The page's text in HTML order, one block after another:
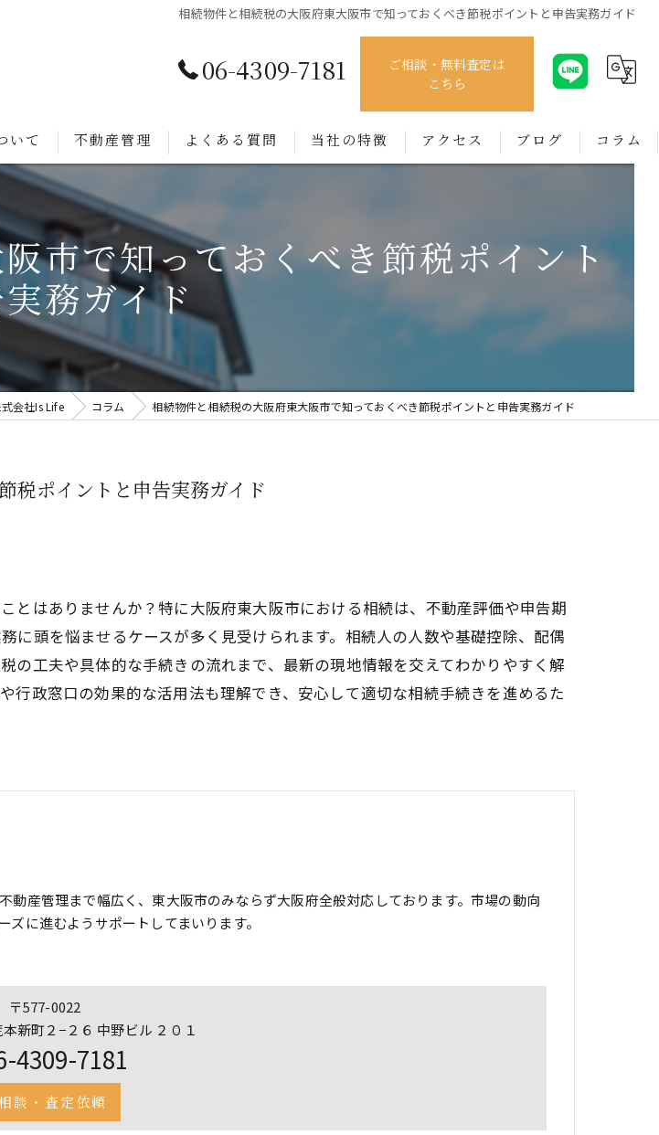
相続物件と相続税の大阪府東大阪市で知っておくべき節税ポイントと申告実務ガイド
06-4309-7181
ご相談・無料査定は
こちら
いて 不動産管理 よくある質問 当社の特徴
賃貸
アクセス ブログ コラム
市で知っておくべき節税ポイント
務ガイド
会社Is Life コラム 相続物件と相続税の大阪府東大阪市で知っておくべき節税ポイントと申告実務ガイド
税ポイントと申告実務ガイド
とはありませんか？特に大阪府東大阪市における相続は、不動産評価や申告期
に頭を悩ませるケースが多く見受けられます。相続人の人数や基礎控除、配偶
の工夫や具体的な手続きの流れまで、最新の現地情報を交えてわかりやすく解
政窓口の効果的な活用法も理解でき、安心して適切な相続手続きを進めるた
動産管理まで幅広く、東大阪市のみならず大阪府全般対応しております。市場の動向
に進むようサポートしてまいります。
〒577-0022
新町２−２６ 中野ビル ２０１
4309-7181
談・査定依頼